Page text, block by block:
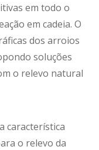
em todo o
em cadeia. O
dos arroios
soluções
o relevo natural
característica
o relevo da